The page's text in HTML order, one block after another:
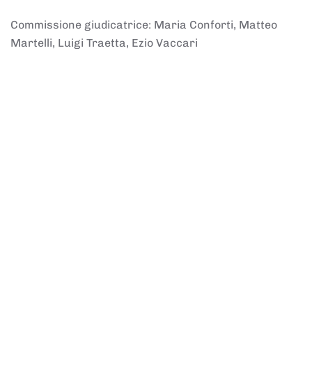
Commissione giudicatrice: Maria Conforti, Matteo
Martelli, Luigi Traetta, Ezio Vaccari